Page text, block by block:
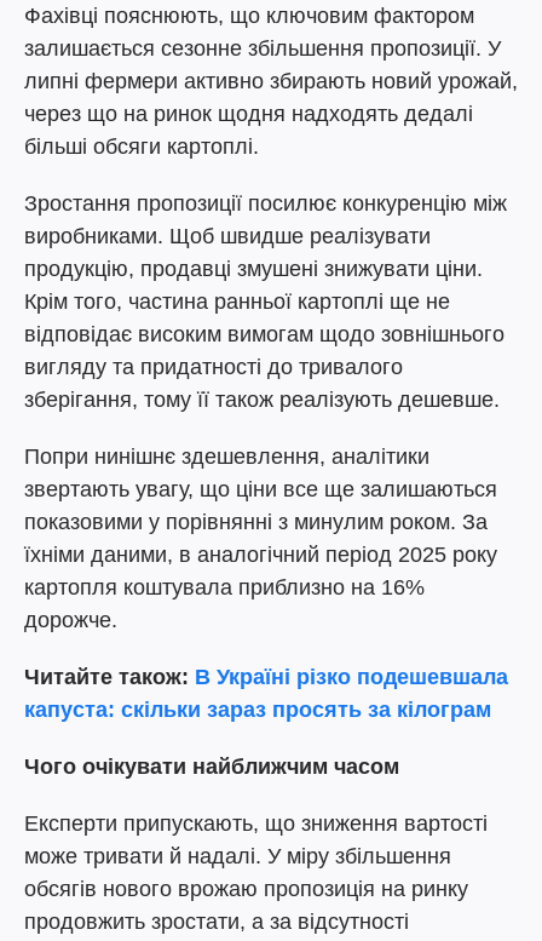
Фахівці пояснюють, що ключовим фактором
залишається сезонне збільшення пропозиції. У
липні фермери активно збирають новий урожай,
через що на ринок щодня надходять дедалі
більші обсяги картоплі.
Зростання пропозиції посилює конкуренцію між
виробниками. Щоб швидше реалізувати
продукцію, продавці змушені знижувати ціни.
Крім того, частина ранньої картоплі ще не
відповідає високим вимогам щодо зовнішнього
вигляду та придатності до тривалого
зберігання, тому її також реалізують дешевше.
Попри нинішнє здешевлення, аналітики
звертають увагу, що ціни все ще залишаються
показовими у порівнянні з минулим роком. За
їхніми даними, в аналогічний період 2025 року
картопля коштувала приблизно на 16%
дорожче.
Читайте також: В Україні різко подешевшала
капуста: скільки зараз просять за кілограм
Чого очікувати найближчим часом
Експерти припускають, що зниження вартості
може тривати й надалі. У міру збільшення
обсягів нового врожаю пропозиція на ринку
продовжить зростати, а за відсутності